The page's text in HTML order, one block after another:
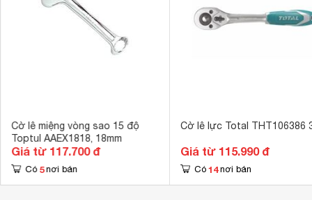
Cờ lê miệng vòng sao 15 độ
Toptul AAEX1818, 18mm
Giá từ 117.700 đ
Có 5 nơi bán
Cờ lê lực Total THT106386
Giá từ 115.990 đ
Có 14 nơi bán